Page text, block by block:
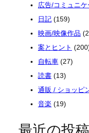
広告/コミュニ
日記 (159)
映画/映像作品
案とヒント
自転車 (27)
読書 (13)
通販 / ショッピ
音楽 (19)